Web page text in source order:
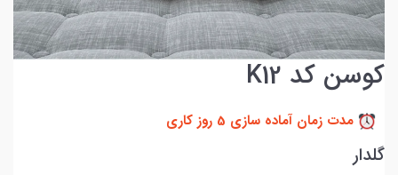
کوسن کد K12
مدت زمان آماده سازی 5 روز کاری
گلدار